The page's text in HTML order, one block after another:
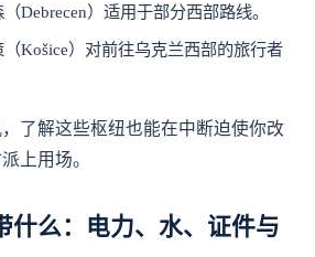
Debrecen）适用于部分西部路线。
（Košice）对前往乌克兰西部的旅行者
了解这些枢纽也能在中断迫使你改
上用场。
什么：电力、水、证件与